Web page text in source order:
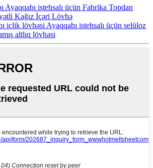
Ayaqqabı istehsalı üçün Fabrika Topdan
Kağız İçəri Lövhə
içlik lövhəsi Ayaqqabı istehsalı üçün selüloz
altlıq lövhəsi